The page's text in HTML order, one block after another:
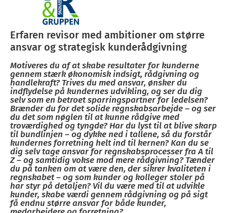
Erfaren revisor med ambitioner om større
ansvar og strategisk kunderådgivning
Motiveres du af at skabe resultater for kunderne
gennem stærk økonomisk indsigt, rådgivning og
handlekraft? Trives du med ansvar, ønsker du
indflydelse på kundernes udvikling, og ser du dig
selv som en betroet sparringspartner for ledelsen?
Brænder du for det solide regnskabsarbejde – og ser
du det som nøglen til at kunne rådgive med
troværdighed og tyngde? Har du lyst til at blive skarp
til bundlinjen – og dykke ned i tallene, så du forstår
kundernes forretning helt ind til kernen? Kan du se
dig selv tage ansvar for regnskabsprocesser fra A til
Z – og samtidig vokse mod mere rådgivning? Tænder
du på tanken om at være den, der sikrer kvaliteten i
regnskabet – og som kunder og kolleger stoler på
har styr på detaljen? Vil du være med til at udvikle
kunder, skabe værdi gennem rådgivning og på sigt
få endnu større ansvar for både kunder,